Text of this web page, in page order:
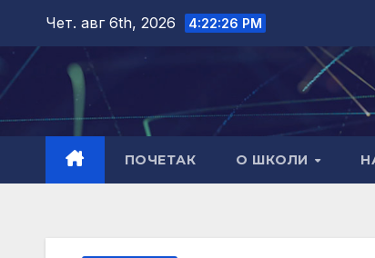
content
Чет. авг 6th, 2026 4:22:26 PM
ПОЧЕТАК О ШКОЛИ